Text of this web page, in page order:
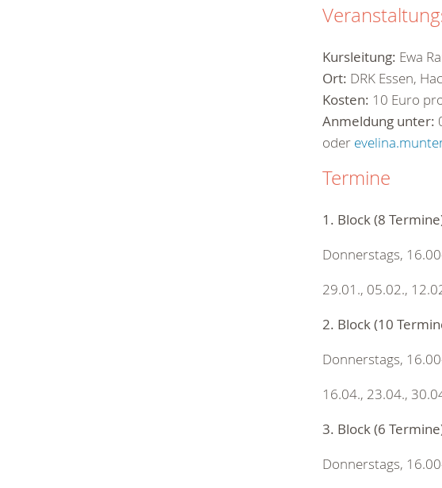
Kursleitung: Ewa
Ort: DRK Essen,
Kosten: 10 Euro
Anmeldung unter:
oder
Termine
1. Block (8
Donnerstags,
29.01., 05.02.,
2. Block (10
Donnerstags,
16.04., 23.04.,
3. Block (6
Donnerstags,